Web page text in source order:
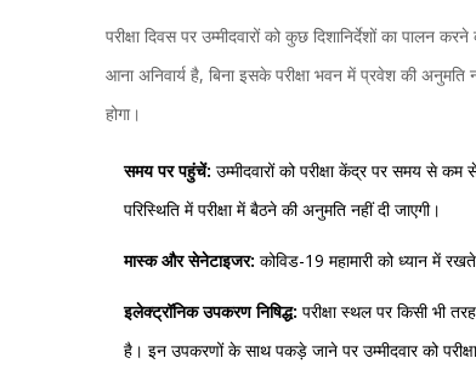
परीक्षा दिवस पर उम्मीदवारों को कुछ दिशानिर्देशों का
आना अनिवार्य है, बिना इसके परीक्षा भवन में प्रवेश की
होगा।
समय पर पहुंचें: उम्मीदवारों को परीक्षा केंद्र पर समय से
परिस्थिति में परीक्षा में बैठने की अनुमति नहीं दी जाएगी।
मास्क और सेनेटाइजर: कोविड-19 महामारी को ध्यान में
इलेक्ट्रॉनिक उपकरण निषिद्ध: परीक्षा स्थल पर किसी भी
है। इन उपकरणों के साथ पकड़े जाने पर उम्मीदवार को